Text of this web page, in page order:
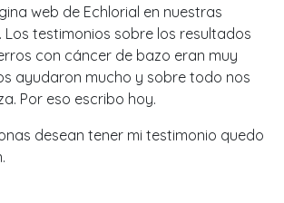
web de Echlorial en nuestras
Los testimonios sobre los resultados
con cáncer de bazo eran muy
ayudaron mucho y sobre todo nos
Por eso escribo hoy.
desean tener mi testimonio quedo